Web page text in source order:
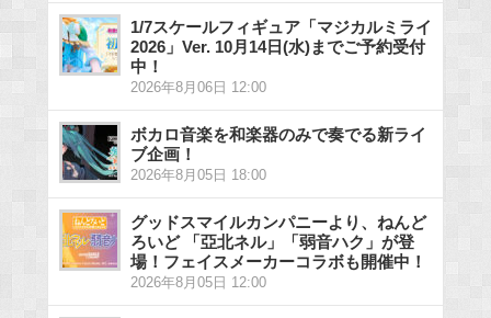
1/7スケールフィギュア「マジカルミライ
2026」Ver. 10月14日(水)までご予約受付
中！
2026年8月06日 12:00
ボカロ音楽を和楽器のみで奏でる新ライ
ブ企画！
2026年8月05日 18:00
グッドスマイルカンパニーより、ねんど
ろいど 「亞北ネル」「弱音ハク」が登
場！フェイスメーカーコラボも開催中！
2026年8月05日 12:00